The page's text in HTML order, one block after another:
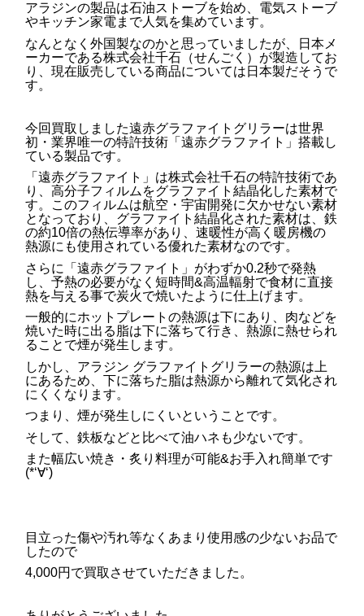
アラジンの製品は石油ストーブを始め、電気ストーブ
やキッチン家電まで人気を集めています。
なんとなく外国製なのかと思っていましたが、日本メ
ーカーである株式会社千石（せんごく）が製造してお
り、現在販売している商品については日本製だそうで
す。
今回買取しました遠赤グラファイトグリラーは世界
初・業界唯一の特許技術「遠赤グラファイト」搭載し
ている製品です。
「遠赤グラファイト」は株式会社千石の特許技術であ
り、高分子フィルムをグラファイト結晶化した素材で
す。このフィルムは航空・宇宙開発に欠かせない素材
となっており、グラファイト結晶化された素材は、鉄
の約10倍の熱伝導率があり、速暖性が高く暖房機の
熱源にも使用されている優れた素材なのです。
さらに「遠赤グラファイト」がわずか0.2秒で発熱
し、予熱の必要がなく短時間&高温輻射で食材に直接
熱を与える事で炭火で焼いたように仕上げます。
一般的にホットプレートの熱源は下にあり、肉などを
焼いた時に出る脂は下に落ちて行き、熱源に熱せられ
ることで煙が発生します。
しかし、アラジン グラファイトグリラーの熱源は上
にあるため、下に落ちた脂は熱源から離れて気化され
にくくなります。
つまり、煙が発生しにくいということです。
そして、鉄板などと比べて油ハネも少ないです。
また幅広い焼き・炙り料理が可能&お手入れ簡単です
(*‘∀‘)
目立った傷や汚れ等なくあまり使用感の少ないお品で
したので
4,000円で買取させていただきました。